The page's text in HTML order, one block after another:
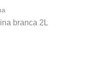
branca 2L